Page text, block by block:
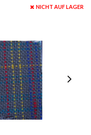
NICHT AUF LAGER